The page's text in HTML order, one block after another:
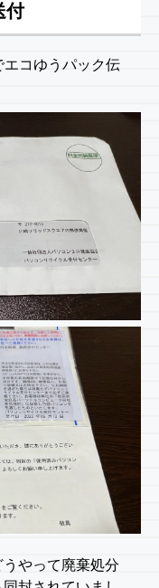
付
エコゆうパック伝
やって廃棄処分